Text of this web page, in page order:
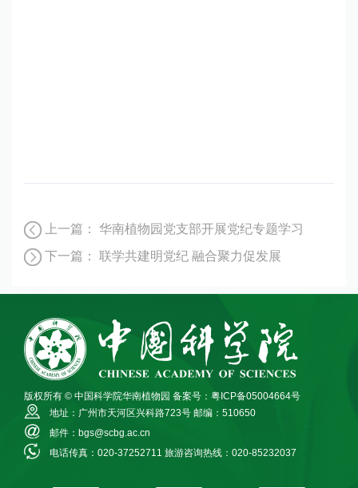
上一篇：
华南植物园党支部开展党纪专题学习
下一篇：
联学共建明党纪 融合聚力促发展
版权所有 © 中国科学院华南植物园 备案号：粤ICP备05004664号
地址：广州市天河区兴科路723号 邮编：510650
邮件：bgs@scbg.ac.cn
电话传真：020-37252711 旅游咨询热线：020-85232037